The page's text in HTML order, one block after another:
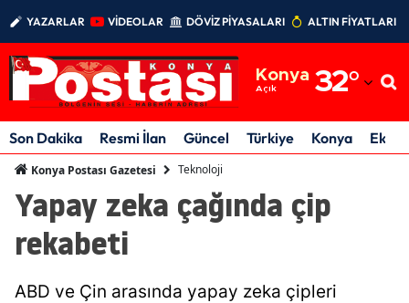
YAZARLAR VİDEOLAR DÖVİZ PİYASALARI ALTIN FİYATLARI
Konya
Açık 32°
Adıyaman
Afyonkarahisar
Amasya
Son Dakika Resmi İlan Güncel Türkiye Konya
Konya Postası Gazetesi Teknoloji
Yapay zeka çağında çip
rekabeti
ABD ve Çin arasında yapay zeka çipleri